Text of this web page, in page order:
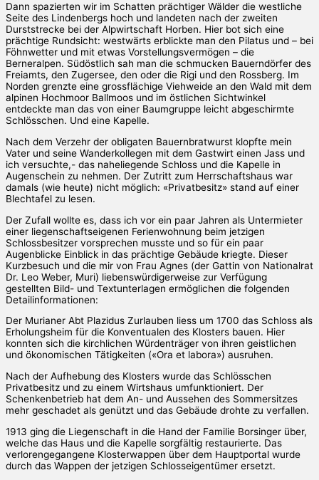
Dann spazierten wir im Schatten prächtiger Wälder die westliche
Seite des Lindenbergs hoch und landeten nach der zweiten
Durststrecke bei der Alpwirtschaft Horben. Hier bot sich eine
prächtige Rundsicht: westwärts erblickte man den Pilatus und – bei
Föhnwetter und mit etwas Vorstellungsvermögen – die
Berneralpen. Südöstlich sah man die schmucken Bauerndörfer des
Freiamts, den Zugersee, den oder die Rigi und den Rossberg. Im
Norden grenzte eine grossflächige Viehweide an den Wald mit dem
alpinen Hochmoor Ballmoos und im östlichen Sichtwinkel
entdeckte man das von einer Baumgruppe leicht abgeschirmte
Schlösschen. Und eine Kapelle.
Nach dem Verzehr der obligaten Bauernbratwurst klopfte mein
Vater und seine Wanderkollegen mit dem Gastwirt einen Jass und
ich versuchte,- das naheliegende Schloss und die Kapelle in
Augenschein zu nehmen. Der Zutritt zum Herrschaftshaus war
damals (wie heute) nicht möglich: «Privatbesitz» stand auf einer
Blechtafel zu lesen.
Der Zufall wollte es, dass ich vor ein paar Jahren als Untermieter
einer liegenschaftseigenen Ferienwohnung beim jetzigen
Schlossbesitzer vorsprechen musste und so für ein paar
Augenblicke Einblick in das prächtige Gebäude kriegte. Dieser
Kurzbesuch und die mir von Frau Agnes (der Gattin von Nationalrat
Dr. Leo Weber, Muri) liebenswürdigerweise zur Verfügung
gestellten Bild- und Textunterlagen ermöglichen die folgenden
Detailinformationen:
Der Murianer Abt Plazidus Zurlauben liess um 1700 das Schloss als
Erholungsheim für die Konventualen des Klosters bauen. Hier
konnten sich die kirchlichen Würdenträger von ihren geistlichen
und ökonomischen Tätigkeiten («Ora et labora») ausruhen.
Nach der Aufhebung des Klosters wurde das Schlösschen
Privatbesitz und zu einem Wirtshaus umfunktioniert. Der
Schenkenbetrieb hat dem An- und Aussehen des Sommersitzes
mehr geschadet als genützt und das Gebäude drohte zu verfallen.
1913 ging die Liegenschaft in die Hand der Familie Borsinger über,
welche das Haus und die Kapelle sorgfältig restaurierte. Das
verlorengegangene Klosterwappen über dem Hauptportal wurde
durch das Wappen der jetzigen Schlosseigentümer ersetzt.